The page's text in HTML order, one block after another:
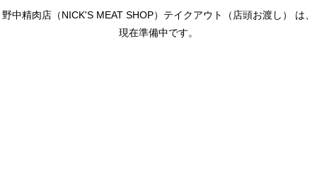
野中精肉店（NICK'S MEAT SHOP）テイクアウト（店頭お渡し） は、
現在準備中です。